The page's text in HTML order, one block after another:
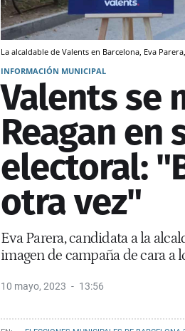
La alcaldable de Valents en Barcelona, Eva
INFORMACIÓN MUNICIPAL
Valents se
Reagan en
electoral:
otra vez"
Eva Parera, candidata a la
imagen de campaña de cara a
10 mayo, 2023 13:56